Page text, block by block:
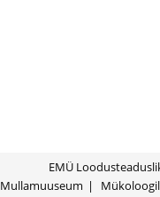
EMÜ
Mullamuuseum